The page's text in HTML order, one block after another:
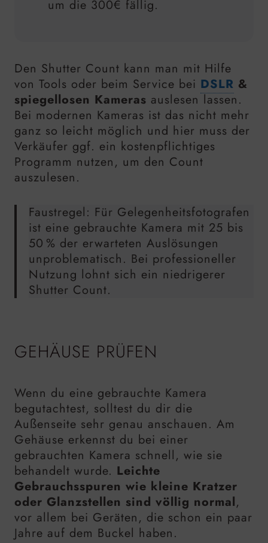
um die 300€ fällig.
Den Shutter Count kann man mit Hilfe
von Tools oder beim Service bei DSLR &
spiegellosen Kameras auslesen lassen.
Bei modernen Kameras ist das nicht mehr
ganz so leicht möglich und hier muss der
Verkäufer ggf. ein kostenpflichtiges
Programm nutzen, um den Count
auszulesen.
Faustregel: Für Gelegenheitsfotografen
ist eine gebrauchte Kamera mit 25 bis
50 % der erwarteten Auslösungen
unproblematisch. Bei professioneller
Nutzung lohnt sich ein niedrigerer
Shutter Count.
GEHÄUSE PRÜFEN
Wenn du eine gebrauchte Kamera
begutachtest, solltest du dir die
Außenseite sehr genau anschauen. Am
Gehäuse erkennst du bei einer
gebrauchten Kamera schnell, wie sie
behandelt wurde. Leichte
Gebrauchsspuren wie kleine Kratzer
oder Glanzstellen sind völlig normal,
vor allem bei Geräten, die schon ein paar
Jahre auf dem Buckel haben.